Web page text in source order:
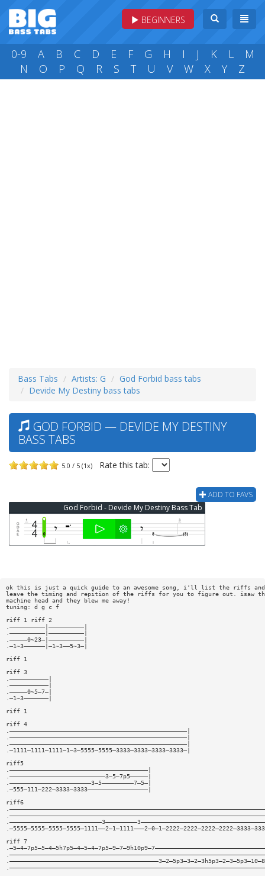
BEGINNERS
0-9 A B C D E F G H I J K L
M
N
O P Q R S T U V W X Y Z
Bass Tabs Artists: G
God Forbid bass tabs
Devide My Destiny bass tabs
GOD FORBID — DEVIDE MY DESTINY
BASS TABS
5.0 / 5 (1x) Rate this tab:
ADD TO FAVS
God Forbid - Devide My Destiny Bass Tab
ok this is just a quick guide to an awesome song, i'll list the riffs and
leave the timing and repition of the riffs for you to figure out. isaw
machine head and they blew me away!
tuning: d g c f
riff 1 riff 2
.——————————|——————————|
.——————————|——————————|
.—————0~23—|——————————|
.—1~3——————|—1~3——5~3—|
riff 1
riff 3
.———————————|
.———————————|
.—————0~5—7—|
.—1~3———————|
riff 1
riff 4
.——————————————————————————————————————————————————|
.——————————————————————————————————————————————————|
.——————————————————————————————————————————————————|
.—1111—1111—1111—1—3—5555—5555—3333—3333—3333—3333—|
riff5
.———————————————————————————————————————|
.———————————————————————————3—5—7p5—————|
.———————————————————————3—5—————————7—5—|
.—555—111—222—3333—3333—————————————————|
riff6
riff 7